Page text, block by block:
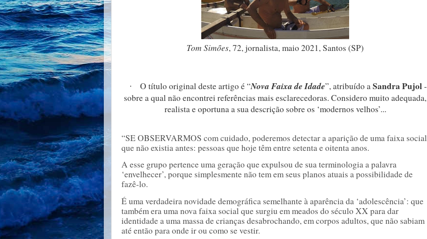
Tom Simões, 72, jornalista, maio 2021, Santos (SP)
· O título original deste artigo é “Nova Faixa de Idade”, atribuído aSandra Pujol-
sobre a qual não encontrei referências mais esclarecedoras. Considero muito adequada,
realista e oportuna a sua descrição sobre os ‘modernos velhos’...
“SE OBSERVARMOS com cuidado, poderemos detectar a aparição de uma faixa social
que não existia antes: pessoas que hoje têm entre setenta e oitenta anos.
A esse grupo pertence uma geração que expulsou de sua terminologia a palavra
‘envelhecer’, porque simplesmente não tem em seus planos atuais a possibilidade de
fazê-lo.
É uma verdadeira novidade demográfica semelhante à aparência da ‘adolescência’: que
também era uma nova faixa social que surgiu em meados do século XX para dar
identidade a uma massa de crianças desabrochando, em corpos adultos, que não sabiam
até então para onde ir ou como se vestir.